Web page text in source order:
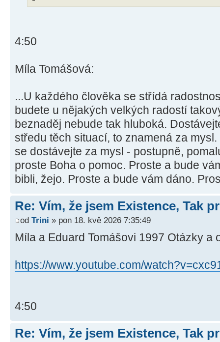
4:50
Míla Tomášová:
...U každého člověka se střídá
budete u nějakých velkých radostí
beznaděj nebude tak hluboká.
středu těch situací, to znamená za
se dostávejte za mysl - postupně,
proste Boha o pomoc. Proste a bude
bibli, žejo. Proste a bude vám dáno.
Re: Vím, že jsem Existence, Tak
od Trini » pon 18. kvě 2026 7:35:49
Míla a Eduard Tomášovi 1997 Otázky a
https://www.youtube.com/
4:50
Re: Vím, že jsem Existence, Tak